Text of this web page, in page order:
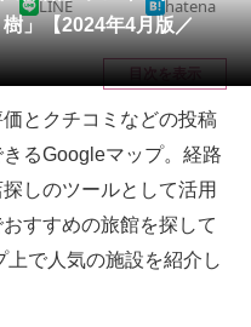
」【2024年4月版／
LINE hatena
目次を表示
とクチコミなどの投稿
るGoogleマップ。経路
しのツールとして活用
すすめの旅館を探して
で人気の施設を紹介し